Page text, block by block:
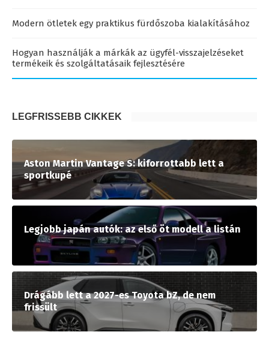
Modern ötletek egy praktikus fürdőszoba kialakításához
Hogyan használják a márkák az ügyfél-visszajelzéseket
termékeik és szolgáltatásaik fejlesztésére
LEGFRISSEBB CIKKEK
Aston Martin Vantage S: kiforrottabb lett a
sportkupé
Legjobb japán autók: az első öt modell a listán
Drágább lett a 2027-es Toyota bZ, de nem
frissült